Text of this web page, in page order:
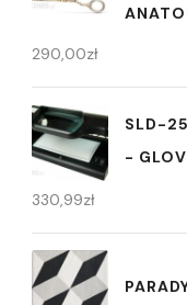
290,00zł
SLD-
-
330,99zł